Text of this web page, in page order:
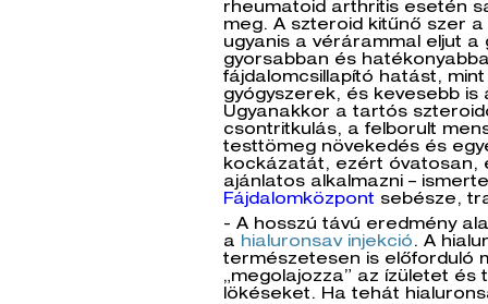
rheumatoid arthritis esetén
meg. A szteroid kitűnő szer
ugyanis a vérárammal eljut a
gyorsabban és
fájdalomcsillapító hatást,
gyógyszerek, és kevesebb
Ugyanakkor a tartós
csontritkulás, a felborult
testtömeg növekedés és
kockázatát, ezért óvatosan,
ajánlatos alkalmazni –
Fájdalomközpont sebésze,
- A hosszú távú eredmény
a hialuronsav injekció . A
természetesen is előforduló
„megolajozza” az ízületet és
lökéseket. Ha tehát